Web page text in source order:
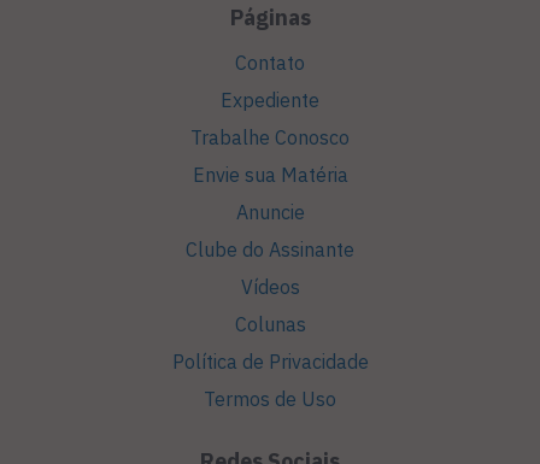
Páginas
Contato
Expediente
Trabalhe Conosco
Envie sua Matéria
Anuncie
Clube do Assinante
Vídeos
Colunas
Política de Privacidade
Termos de Uso